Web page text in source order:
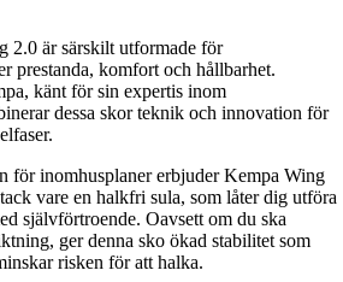
2.0 är särskilt utformade för
prestanda, komfort och hållbarhet.
känt för sin expertis inom
dessa skor teknik och innovation för
för inomhusplaner erbjuder Kempa Wing
vare en halkfri sula, som låter dig utföra
självförtroende. Oavsett om du ska
ger denna sko ökad stabilitet som
risken för att halka.